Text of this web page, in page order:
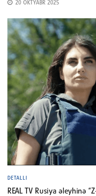
20 OKTYABR 2025
DETALLI
REAL TV Rusiya əleyhinə